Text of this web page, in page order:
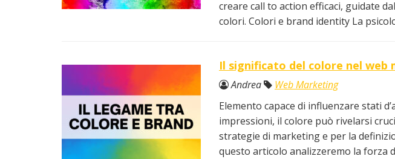
creare call to action efficaci, guidate
colori. Colori e brand identity La
Il significato del colore nel web
Andrea
Web Marketing
Elemento capace di influenzare stati
impressioni, il colore può rivelarsi
strategie di marketing e per la
questo articolo analizzeremo la forza